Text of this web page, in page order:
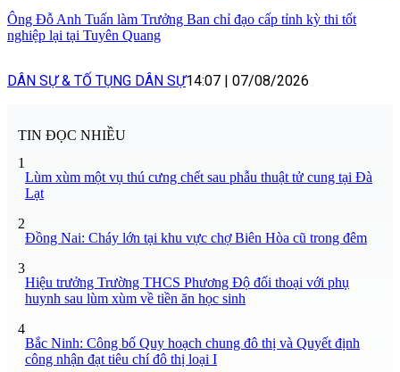
Ông Đỗ Anh Tuấn làm Trưởng Ban chỉ đạo cấp tỉnh kỳ thi tốt
nghiệp lại tại Tuyên Quang
DÂN SỰ & TỐ TỤNG DÂN SỰ14:07 07/08/2026
TIN ĐỌC NHIỀU
1
Lùm xùm một vụ thú cưng chết sau phẫu thuật tử cung tại Đà
Lạt
2
Đồng Nai: Cháy lớn tại khu vực chợ Biên Hòa cũ trong đêm
3
Hiệu trưởng Trường THCS Phương Độ đối thoại với phụ
huynh sau lùm xùm về tiền ăn học sinh
4
Bắc Ninh: Công bố Quy hoạch chung đô thị và Quyết định
công nhận đạt tiêu chí đô thị loại I